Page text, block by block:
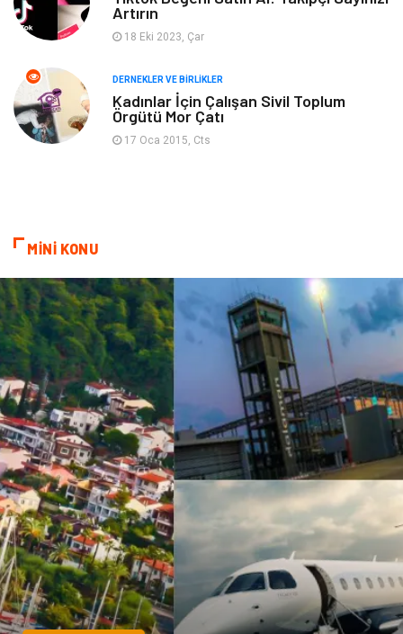
Hediyelik Eşya
Aksesuar Basın Yayın
Bebek Giyim Nakliyat
Ambalaj
Bitkisel Ürünler Pazarlama
Markalar Tarım & Hayvancılık
Bilişim Dernekler ve Birlikler
İthalat İhracat
Artırın
18 Eki 2023, Çar
DERNEKLER VE BIRLIKLER
Kadınlar İçin Çalışan Sivil Toplum
Örgütü Mor Çatı
17 Oca 2015, Cts
MİNİ KONU